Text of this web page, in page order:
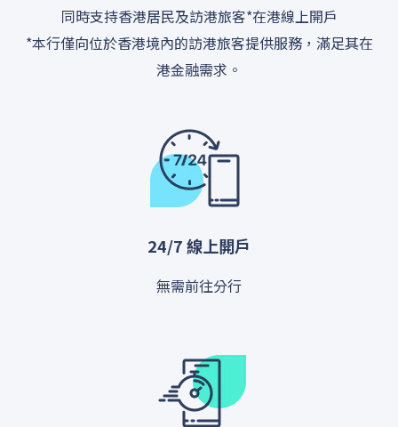
同時支持香港居民及訪港旅客*在港線上開戶
*本行僅向位於香港境內的訪港旅客提供服務，滿足其在
港金融需求。
24/7 線上開戶
無需前往分行